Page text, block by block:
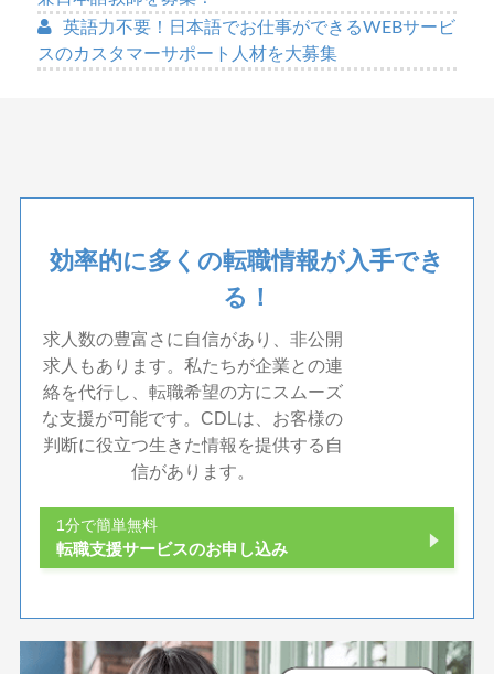
英語力不要！日本語でお仕事ができるWEBサービ
スのカスタマーサポート人材を大募集
効率的に多くの転職情報が入手でき
る！
求人数の豊富さに自信があり、非公開
求人もあります。私たちが企業との連
絡を代行し、転職希望の方にスムーズ
な支援が可能です。CDLは、お客様の
判断に役立つ生きた情報を提供する自
信があります。
1分で簡単無料
転職支援サービスのお申し込み